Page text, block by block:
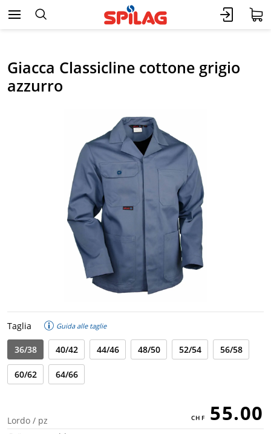
Giacca Classicline cottone grigio
azzurro
Taglia Guida alle taglie
36/38 40/42 44/46 48/50 52/54 56/58
60/62 64/66
Lordo / pz 55.00